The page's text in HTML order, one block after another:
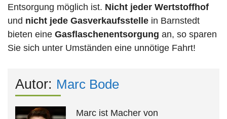
Entsorgung möglich ist. Nicht jeder Wertstoffhof
und nicht jede Gasverkaufsstelle in Barnstedt
bieten eine Gasflaschenentsorgung an, so sparen
Sie sich unter Umständen eine unnötige Fahrt!
Autor: Marc Bode
Marc ist Macher von